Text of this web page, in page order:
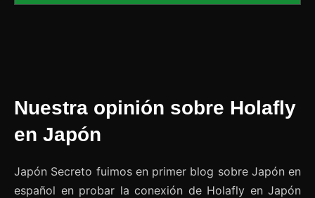
Nuestra opinión sobre Holafly
en Japón
Japón Secreto fuimos en primer blog sobre Japón en
español en probar la conexión de Holafly en Japón